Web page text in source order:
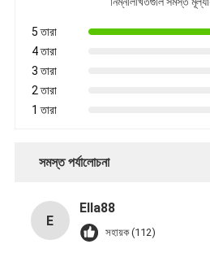
5 তারা
4 তারা
3 তারা
2 তারা
1 তারা
সমস্ত পর্যালোচনা
E
Ella88
সহায়ক (112)